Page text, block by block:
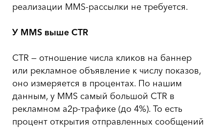
реализации MMS-рассылки не требуется.
У MMS выше CTR
CTR — отношение числа кликов на баннер
или рекламное объявление к числу показов,
оно измеряется в процентах. По нашим
данным, у MMS самый большой CTR в
рекламном a2p-трафике (до 4%). То есть
процент открытия отправленных сообщений